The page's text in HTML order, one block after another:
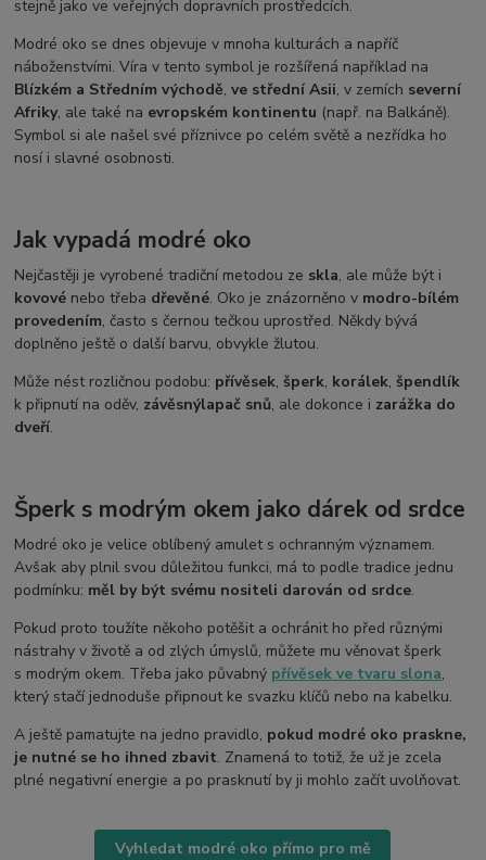
stejně jako ve veřejných dopravních prostředcích.
Modré oko se dnes objevuje v mnoha kulturách a napříč
náboženstvími. Víra v tento symbol je rozšířená například na
Blízkém a Středním východě,ve střední Asii, v zemích severní
Afriky, ale také na evropském kontinentu (např. na Balkáně).
Symbol si ale našel své příznivce po celém světě a nezřídka ho
nosí i slavné osobnosti.
Jak vypadá modré oko
Nejčastěji je vyrobené tradiční metodou ze skla, ale může být i
kovové nebo třeba dřevěné. Oko je znázorněno v modro-bílém
provedením, často s černou tečkou uprostřed. Někdy bývá
doplněno ještě o další barvu, obvykle žlutou.
Může nést rozličnou podobu: přívěsek, šperk, korálek, špendlík
k připnutí na oděv, závěsnýlapač snů, ale dokonce i zarážka do
dveří.
Šperk s modrým okem jako dárek od srdce
Modré oko je velice oblíbený amulet s ochranným významem.
Avšak aby plnil svou důležitou funkci, má to podle tradice jednu
podmínku: měl by být svému nositeli darován od srdce.
Pokud proto toužíte někoho potěšit a ochránit ho před různými
nástrahy v životě a od zlých úmyslů, můžete mu věnovat šperk
s modrým okem. Třeba jako půvabný přívěsek ve tvaru slona,
který stačí jednoduše připnout ke svazku klíčů nebo na kabelku.
A ještě pamatujte na jedno pravidlo, pokud modré oko praskne,
je nutné se ho ihned zbavit. Znamená to totiž, že už je zcela
plné negativní energie a po prasknutí by ji mohlo začít uvolňovat.
Vyhledat modré oko přímo pro mě